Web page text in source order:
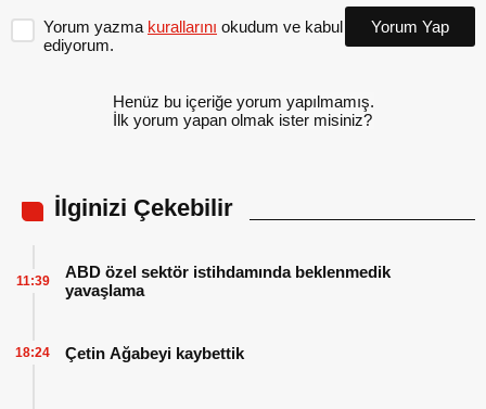
Yorum yazma kurallarını okudum ve kabul
ediyorum.
Yorum Yap
Henüz bu içeriğe yorum yapılmamış.
İlk yorum yapan olmak ister misiniz?
İlginizi Çekebilir
ABD özel sektör istihdamında beklenmedik
yavaşlama
11:39
Çetin Ağabeyi kaybettik
18:24